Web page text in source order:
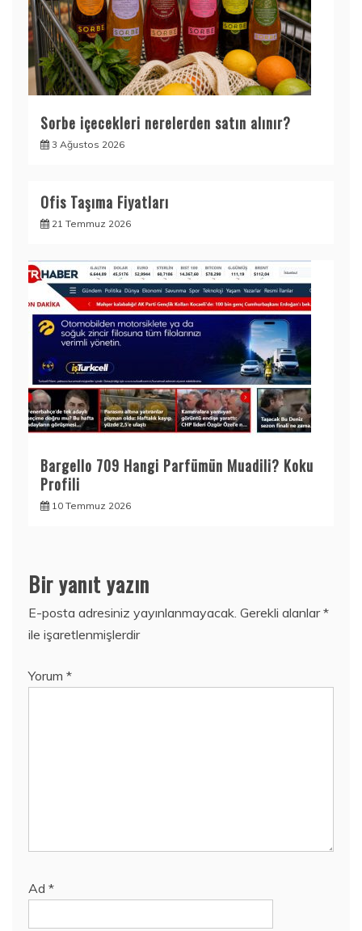
Sorbe içecekleri nerelerden satın alınır?
3 Ağustos 2026
Ofis Taşıma Fiyatları
21 Temmuz 2026
Bargello 709 Hangi Parfümün Muadili? Koku
Profili
10 Temmuz 2026
Bir yanıt yazın
E-posta adresiniz yayınlanmayacak. Gerekli alanlar*
ile işaretlenmişlerdir
Yorum *
Ad *